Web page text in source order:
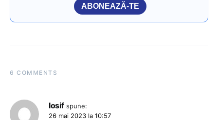
ABONEAZĂ-TE
6 COMMENTS
Iosif spune:
26 mai 2023 la 10:57